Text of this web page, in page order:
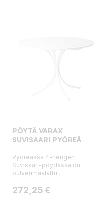
PÖYTÄ VARAX
SUVISAARI PYÖREÄ
Pyöreässä 4-hengen
Suvisaari-pöydässä on
pulverimaalattu...
Hinta
272,25 €